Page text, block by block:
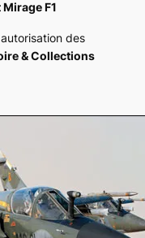
F1
autorisation des
& Collections